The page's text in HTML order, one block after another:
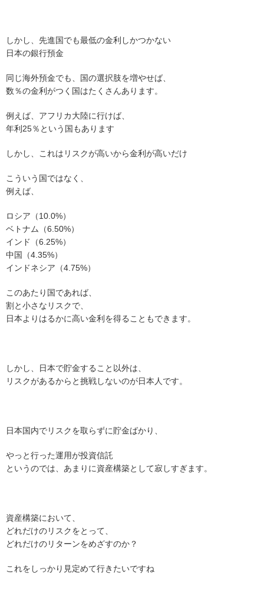
しかし、先進国でも最低の金利しかつかない
日本の銀行預金
同じ海外預金でも、国の選択肢を増やせば、
数％の金利がつく国はたくさんあります。
例えば、アフリカ大陸に行けば、
年利25％という国もあります
しかし、これはリスクが高いから金利が高いだけ
こういう国ではなく、
例えば、
ロシア（10.0%）
ベトナム（6.50%）
インド（6.25%）
中国（4.35%）
インドネシア（4.75%）
このあたり国であれば、
割と小さなリスクで、
日本よりはるかに高い金利を得ることもできます。
しかし、日本で貯金すること以外は、
リスクがあるからと挑戦しないのが日本人です。
日本国内でリスクを取らずに貯金ばかり、
やっと行った運用が投資信託
というのでは、あまりに資産構築として寂しすぎます。
資産構築において、
どれだけのリスクをとって、
どれだけのリターンをめざすのか？
これをしっかり見定めて行きたいですね